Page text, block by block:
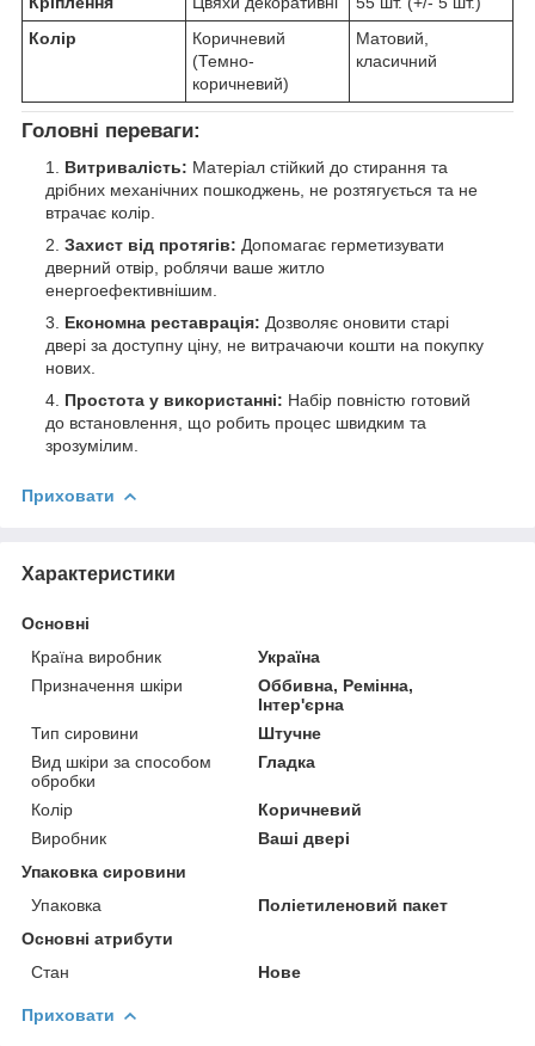
Колір
Коричневий
(Темно-
коричневий)
Матовий,
класичний
Головні переваги:
Витривалість: Матеріал стійкий до стирання та
дрібних механічних пошкоджень, не розтягується та не
втрачає колір.
Захист від протягів: Допомагає герметизувати
дверний отвір, роблячи ваше житло
енергоефективнішим.
Економна реставрація: Дозволяє оновити старі
двері за доступну ціну, не витрачаючи кошти на покупку
нових.
Простота у використанні: Набір повністю готовий
до встановлення, що робить процес швидким та
зрозумілим.
Приховати
Характеристики
Основні
Країна виробник
Україна
Призначення шкіри
Оббивна, Ремінна,
Інтер'єрна
Тип сировини
Штучне
Вид шкіри за способом
обробки
Гладка
Колір
Коричневий
Виробник
Ваші двері
Упаковка сировини
Упаковка
Поліетиленовий пакет
Основні атрибути
Стан
Нове
Приховати